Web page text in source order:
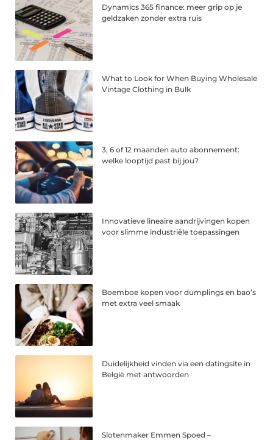
Dynamics 365 finance: meer grip op je
geldzaken zonder extra ruis
What to Look for When Buying Wholesale
Vintage Clothing in Bulk
3, 6 of 12 maanden auto abonnement:
welke looptijd past bij jou?
Innovatieve lineaire aandrijvingen kopen
voor slimme industriële toepassingen
Boemboe kopen voor dumplings en bao’s
met extra veel smaak
Duidelijkheid vinden via een datingsite in
België met antwoorden
Slotenmaker Emmen Spoed –